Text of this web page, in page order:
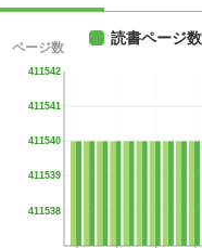
411538
411539
411540
411541
411542
ページ数
読書ページ数